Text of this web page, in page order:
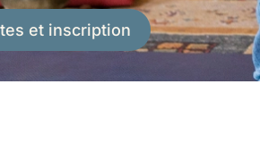
et inscription